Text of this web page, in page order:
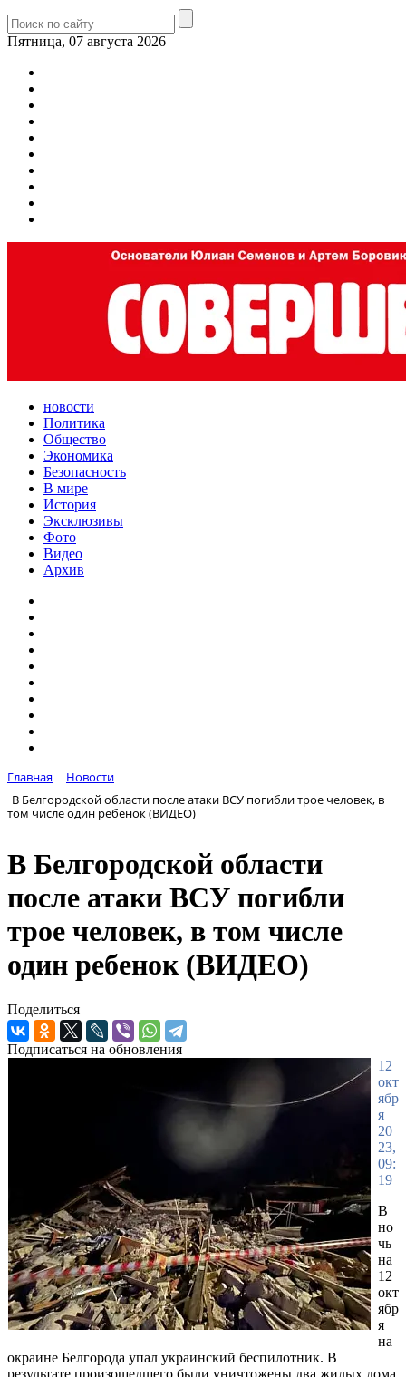
Пятница, 07 августа 2026
новости
Политика
Общество
Экономика
Безопасность
В мире
История
Эксклюзивы
Фото
Видео
Архив
Главная
Новости
В Белгородской области после атаки ВСУ погибли трое человек, в
том числе один ребенок (ВИДЕО)
В Белгородской области
после атаки ВСУ погибли
трое человек, в том числе
один ребенок (ВИДЕО)
Поделиться
Подписаться на обновления
12
окт
ябр
я
20
23,
09:
19
В
но
чь
на
12
окт
ябр
я
на
окраине Белгорода упал украинский беспилотник. В
результате произошедшего были уничтожены два жилых дома